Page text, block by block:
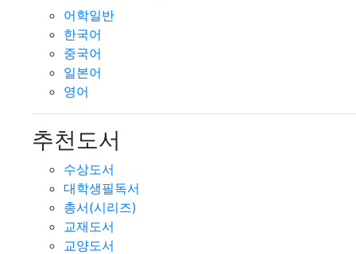
어학일반
한국어
중국어
일본어
영어
추천도서
수상도서
대학생필독서
총서(시리즈)
교재도서
교양도서